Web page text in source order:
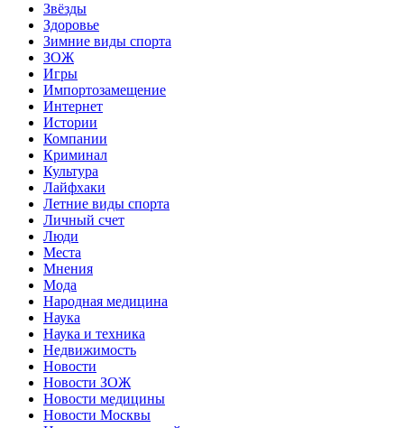
Звёзды
Здоровье
Зимние виды спорта
ЗОЖ
Игры
Импортозамещение
Интернет
Истории
Компании
Криминал
Культура
Лайфхаки
Летние виды спорта
Личный счет
Люди
Места
Мнения
Мода
Народная медицина
Наука
Наука и техника
Недвижимость
Новости
Новости ЗОЖ
Новости медицины
Новости Москвы